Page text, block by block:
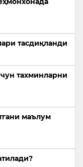
тасдиқланди
тахминларни
маълум